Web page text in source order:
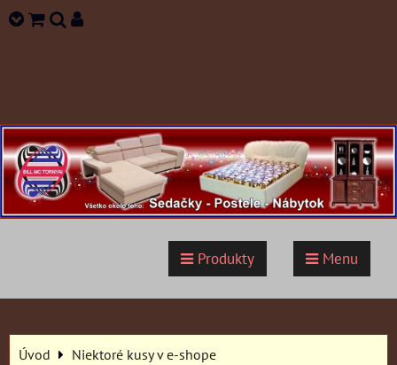
Produkty Menu
Úvod
Niektoré kusy v e-shope